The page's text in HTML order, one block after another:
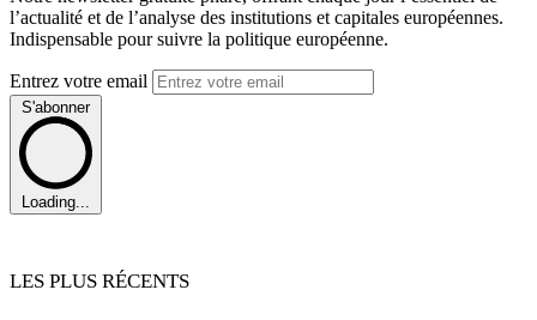
l’actualité et de l’analyse des institutions et capitales européennes.
Indispensable pour suivre la politique européenne.
Entrez votre email
S'abonner
Loading...
LES PLUS RÉCENTS